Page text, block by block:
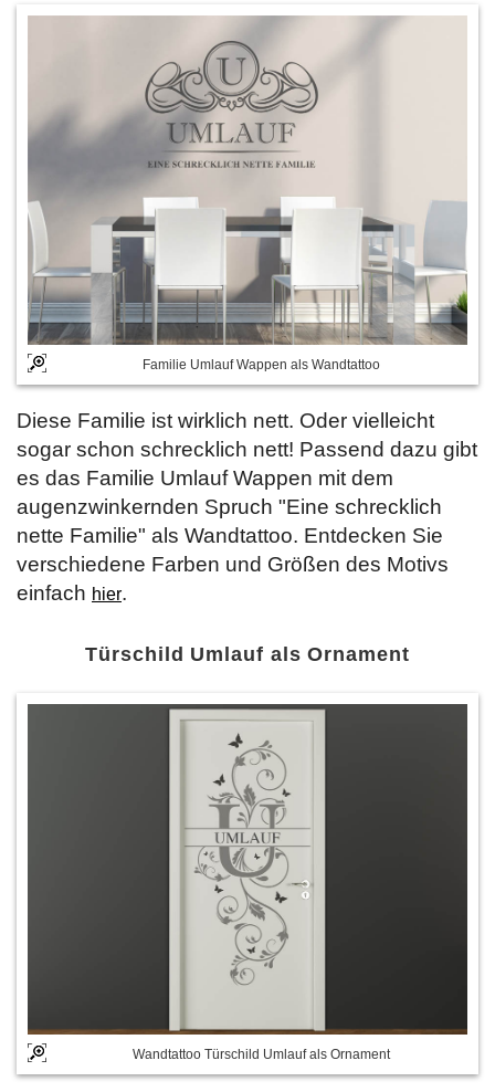
Familie Umlauf Wappen als Wandtattoo
Diese Familie ist wirklich nett. Oder vielleicht
sogar schon schrecklich nett! Passend dazu gibt
es das Familie Umlauf Wappen mit dem
augenzwinkernden Spruch "Eine schrecklich
nette Familie" als Wandtattoo. Entdecken Sie
verschiedene Farben und Größen des Motivs
einfach hier.
Türschild Umlauf als Ornament
Wandtattoo Türschild Umlauf als Ornament